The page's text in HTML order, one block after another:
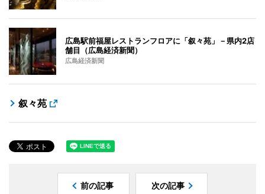
広島駅前福屋レストランフロアに「叙々苑」－県内2店
舗目（広島経済新聞）
広島経済新聞
叙々苑
前の記事 次の記事